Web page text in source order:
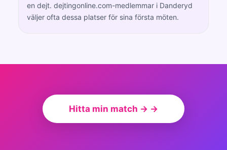
en dejt. dejtingonline.com-medlemmar i Danderyd
väljer ofta dessa platser för sina första möten.
Hitta min match → →